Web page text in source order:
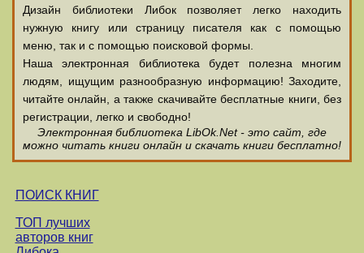
Дизайн библиотеки Либок позволяет легко находить
нужную книгу или страницу писателя как с помощью
меню, так и с помощью поисковой формы.
Наша электронная библиотека будет полезна многим
людям, ищущим разнообразную информацию! Заходите,
читайте онлайн, а также скачивайте бесплатные книги, без
регистрации, легко и свободно!
Электронная библиотека LibOk.Net - это сайт, где
можно читать книги онлайн и скачать книги бесплатно!
ПОИСК КНИГ
ТОП лучших
авторов книг